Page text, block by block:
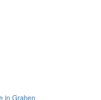
in Graben